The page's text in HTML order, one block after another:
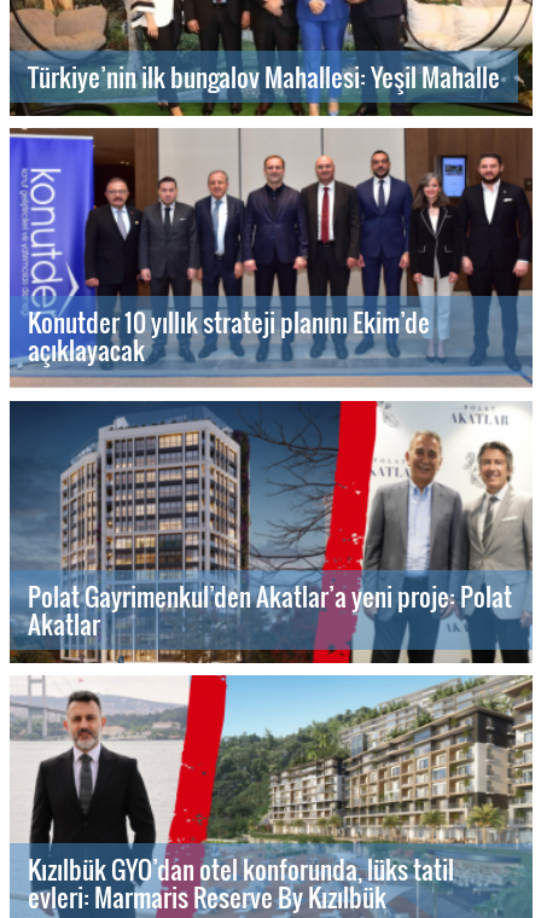
Türkiye’nin ilk bungalov Mahallesi: Yeşil Mahalle
Konutder 10 yıllık strateji planını Ekim’de
açıklayacak
Polat Gayrimenkul’den Akatlar’a yeni proje: Polat
Akatlar
Kızılbük GYO’dan otel konforunda, lüks tatil
evleri: Marmaris Reserve By Kızılbük